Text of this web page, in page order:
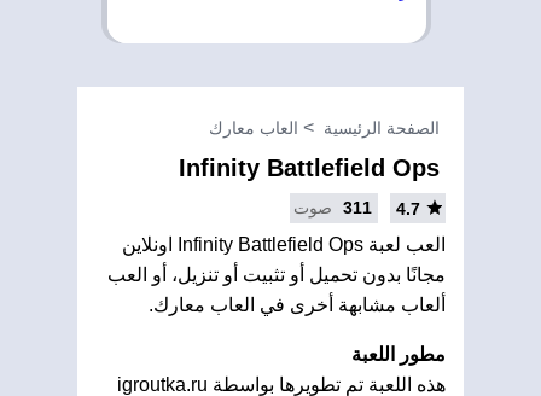
الصفحة الرئيسية العاب معارك
Infinity Battlefield Ops
4.7
311 صوت
العب لعبة Infinity Battlefield Ops اونلاين
مجانًا بدون تحميل أو تثبيت أو تنزيل، أو العب
ألعاب مشابهة أخرى في العاب معارك.
مطور اللعبة
هذه اللعبة تم تطويرها بواسطة igroutka.ru